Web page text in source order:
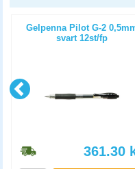
Gelpenna Pilot G-2
svart 12st/fp
361.30